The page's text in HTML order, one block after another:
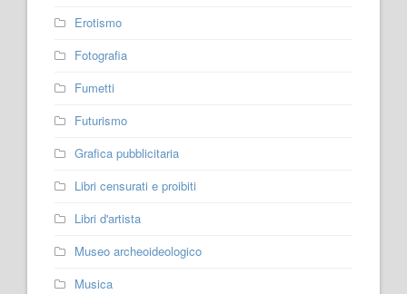
Erotismo
Fotografia
Fumetti
Futurismo
Grafica pubblicitaria
Libri censurati e proibiti
Libri d'artista
Museo archeoideologico
Musica